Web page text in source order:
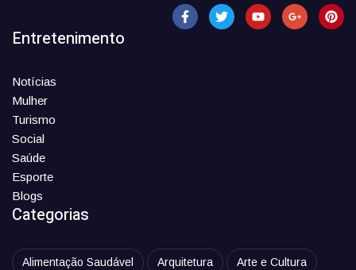
Entretenimento
Notícias
Mulher
Turismo
Social
Saúde
Esporte
Blogs
Categorias
Alimentação Saudável Arquitetura Arte e Cultura